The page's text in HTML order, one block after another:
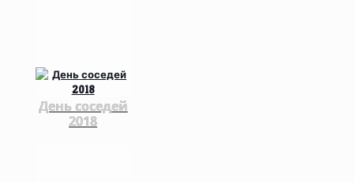
День соседей
2018